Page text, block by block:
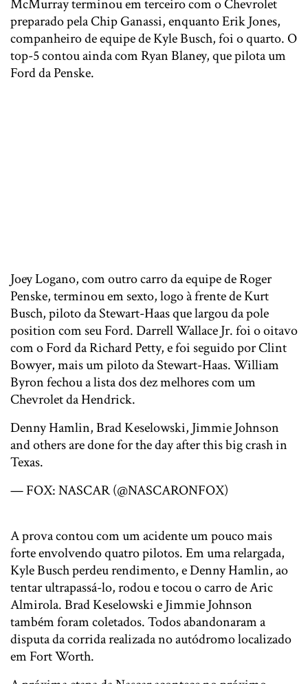
McMurray terminou em terceiro com o Chevrolet
preparado pela Chip Ganassi, enquanto Erik Jones,
companheiro de equipe de Kyle Busch, foi o quarto. O
top-5 contou ainda com Ryan Blaney, que pilota um
Ford da Penske.
Joey Logano, com outro carro da equipe de Roger
Penske, terminou em sexto, logo à frente de Kurt
Busch, piloto da Stewart-Haas que largou da pole
position com seu Ford. Darrell Wallace Jr. foi o oitavo
com o Ford da Richard Petty, e foi seguido por Clint
Bowyer, mais um piloto da Stewart-Haas. William
Byron fechou a lista dos dez melhores com um
Chevrolet da Hendrick.
Denny Hamlin, Brad Keselowski, Jimmie Johnson
and others are done for the day after this big crash in
Texas.
— FOX: NASCAR (@NASCARONFOX)
A prova contou com um acidente um pouco mais
forte envolvendo quatro pilotos. Em uma relargada,
Kyle Busch perdeu rendimento, e Denny Hamlin, ao
tentar ultrapassá-lo, rodou e tocou o carro de Aric
Almirola. Brad Keselowski e Jimmie Johnson
também foram coletados. Todos abandonaram a
disputa da corrida realizada no autódromo localizado
em Fort Worth.